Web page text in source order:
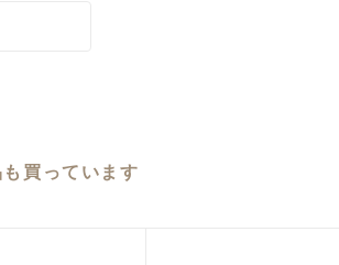
買っています